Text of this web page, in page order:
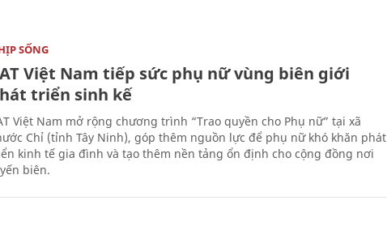
SỐNG
Việt Nam tiếp sức phụ nữ vùng biên giới
triển sinh kế
Việt Nam mở rộng chương trình “Trao quyền cho Phụ nữ” tại xã
Chỉ (tỉnh Tây Ninh), góp thêm nguồn lực để phụ nữ khó khăn phát
kinh tế gia đình và tạo thêm nền tảng ổn định cho cộng đồng nơi
biên.